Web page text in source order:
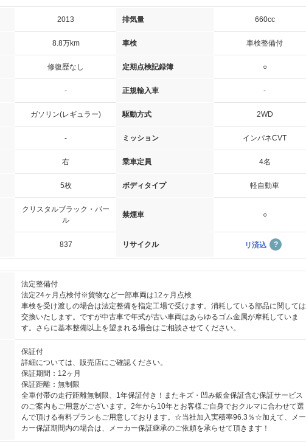
2013 排気量 660cc
8.8万km 車検 車検整備付
修復歴なし 定期点検記録簿 ○
- 正規輸入車 -
ガソリン(レギュラー) 駆動方式 2WD
- ミッション インパネCVT
右 乗車定員 4名
5枚 ボディタイプ 軽自動車
クリスタルブラック・パー
ル
禁煙車 ○
837 リサイクル リ済込
法定整備付
法定24ヶ月点検付※貨物など一部車両は12ヶ月点検
車検を受け渡しの場合は法定整備を指定工場で受けます。消耗している部品に関しては
交換いたします。ですが中古車で年式が古い車両はあらゆるゴム金属が摩耗していま
す。さらに基本整備以上を望まれる場合はご相談させてください。
保証付
詳細については、販売店にご確認ください。
保証期間：12ヶ月
保証距離：無制限
全車付帯の走行距離無制限、1年保証付き！またキズ・凹み鈑金保証含む保証サービス
のご案内もご用意がございます。2年から10年とお客様ご自身でおクルマに合わせて選
んで頂ける有料プランもご用意しております。☆当社加入実積率96.3％☆加えて、メー
カー保証期間内の場合は、メーカー保証継承のご依頼を承らせて頂きます！